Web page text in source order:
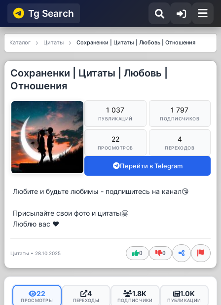
Tg Searсh
Каталог Цитаты Сохраненки | Цитаты | Любовь | Отношения
Сохраненки | Цитаты | Любовь |
Отношения
1 037
ПУБЛИКАЦИЙ
1 797
ПОДПИСЧИКОВ
22
ПРОСМОТРОВ
4
ПЕРЕХОДОВ
Перейти в Telegram
Любите и будьте любимы - подпишитесь на канал😘
Присылайте свои фото и цитаты🤗
Люблю вас ❤️
Цитаты • 28.10.2025 0 0
22
ПРОСМОТРЫ
4
ПЕРЕХОДЫ
1.8K
ПОДПИСЧИКИ
1.0K
ПУБЛИКАЦИИ